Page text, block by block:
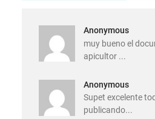
Anonymous
muy bueno el
apicultor ...
Anonymous
Supet excelente
publicando...